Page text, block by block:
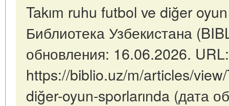
Takım ruhu futbol ve diğer
Библиотека Узбекистана
обновления: 16.06.2026. URL:
https://biblio.uz/m/articles/
diğer-oyun-sporlarında (дата